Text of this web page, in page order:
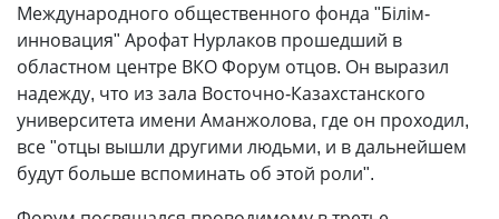
Международного общественного фонда "Білім-
инновация" Арофат Нурлаков прошедший в
областном центре ВКО Форум отцов. Он выразил
надежду, что из зала Восточно-Казахстанского
университета имени Аманжолова, где он проходил,
все "отцы вышли другими людьми, и в дальнейшем
будут больше вспоминать об этой роли".